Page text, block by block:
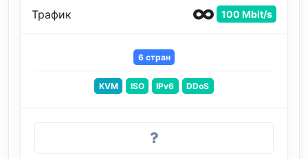
Трафик 100 Mbit/s
6 стран
KVM ISO IPv6 DDoS